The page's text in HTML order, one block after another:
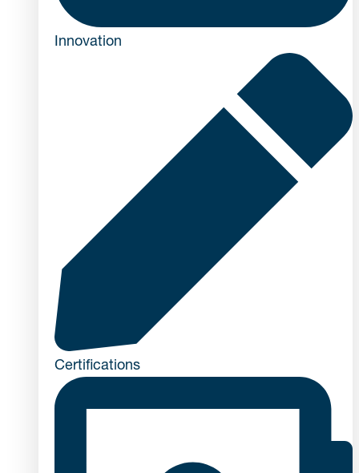
Innovation
Certifications